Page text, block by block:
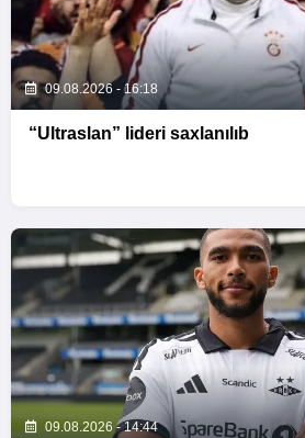
09.08.2026 - 16:18
“Ultraslan” lideri saxlanılıb
09.08.2026 - 14:44